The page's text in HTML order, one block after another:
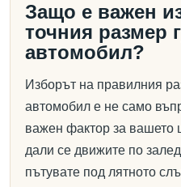
Защо е важен
точния размер
автомобил?
Изборът на правилния
автомобил е не само
важен фактор за
дали се движите по
пътувате под лятното